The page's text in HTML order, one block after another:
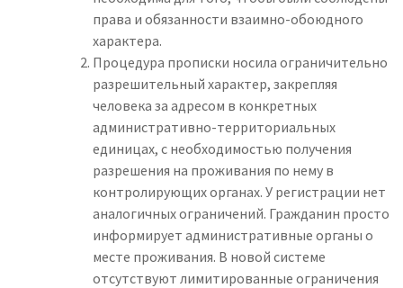
права и обязанности взаимно-обоюдного
характера.
Процедура прописки носила ограничительно
разрешительный характер, закрепляя
человека за адресом в конкретных
административно-территориальных
единицах, с необходимостью получения
разрешения на проживания по нему в
контролирующих органах. У регистрации нет
аналогичных ограничений. Гражданин просто
информирует административные органы о
месте проживания. В новой системе
отсутствуют лимитированные ограничения